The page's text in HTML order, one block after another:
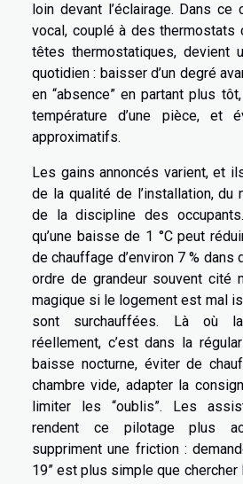
loin devant l’éclairage. Dans ce
vocal, couplé à des thermostats
têtes thermostatiques, devient
quotidien : baisser d’un degré
en “absence” en partant plus
température d’une pièce, et
approximatifs.
Les gains annoncés varient, et
de la qualité de l’installation, du
de la discipline des
qu’une baisse de 1 °C peut
de chauffage d’environ 7 % dans
ordre de grandeur souvent cité
magique si le logement est mal
sont surchauffées. Là où
réellement, c’est dans la
baisse nocturne, éviter de
chambre vide, adapter la
limiter les “oublis”. Les
rendent ce pilotage plus
suppriment une friction :
19” est plus simple que chercher